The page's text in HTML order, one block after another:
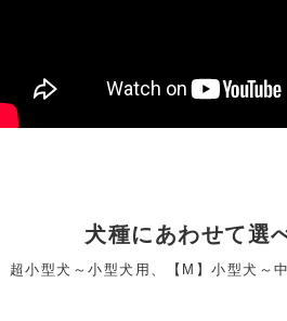
犬種にあわせて選
超小型犬～小型犬用、【M】小型犬～